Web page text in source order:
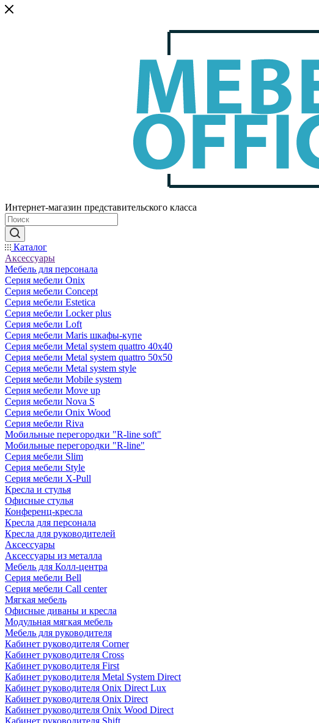
Интернет-магазин представительского класса
Каталог
Аксессуары
Мебель для персонала
Серия мебели Onix
Серия мебели Concept
Серия мебели Estetica
Серия мебели Locker plus
Серия мебели Loft
Серия мебели Maris шкафы-купе
Серия мебели Metal system quattro 40x40
Серия мебели Metal system quattro 50x50
Серия мебели Metal system style
Серия мебели Mobile system
Серия мебели Move up
Серия мебели Nova S
Серия мебели Onix Wood
Серия мебели Riva
Мобильные перегородки "R-line soft"
Мобильные перегородки "R-line"
Серия мебели Slim
Серия мебели Style
Серия мебели X-Pull
Кресла и стулья
Офисные стулья
Конференц-кресла
Кресла для персонала
Кресла для руководителей
Аксессуары
Аксессуары из металла
Мебель для Колл-центра
Серия мебели Bell
Серия мебели Call center
Мягкая мебель
Офисные диваны и кресла
Модульная мягкая мебель
Мебель для руководителя
Кабинет руководителя Corner
Кабинет руководителя Cross
Кабинет руководителя First
Кабинет руководителя Metal System Direct
Кабинет руководителя Onix Direct Lux
Кабинет руководителя Onix Direct
Кабинет руководителя Onix Wood Direct
Кабинет руководителя Shift